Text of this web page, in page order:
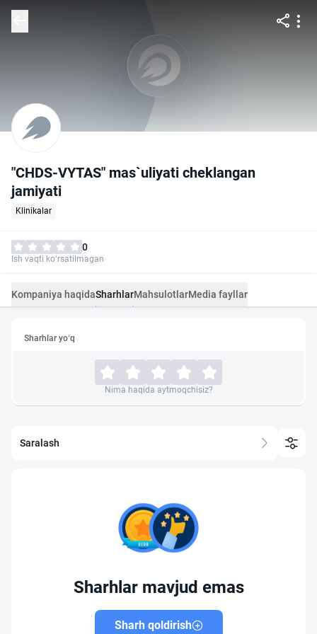
"CHDS-VYTAS" mas`uliyati cheklangan
jamiyati
Klinikalar
0
Ish vaqti ko‘rsatilmagan
Kompaniya haqidaSharhlarMahsulotlarMedia fayllar
Sharhlar yo‘q
Nima haqida aytmoqchisiz?
Saralash
Sharhlar mavjud emas
Sharh qoldirish